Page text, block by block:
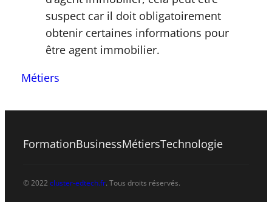
suspect car il doit obligatoirement
obtenir certaines informations pour
être agent immobilier.
Métiers
FormationBusinessMétiersTechnologie
© 2022cluster-edtech.fr. Tous droits réservés.